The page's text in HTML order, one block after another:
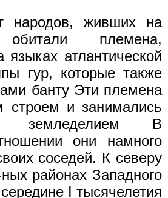
народов, живших на
обитали племена,
языках атлантической
гур, которые также
банту Эти племена
строем и занимались
земледелием В
они намного
соседей. К северу
районах Западного
I тысячелетия